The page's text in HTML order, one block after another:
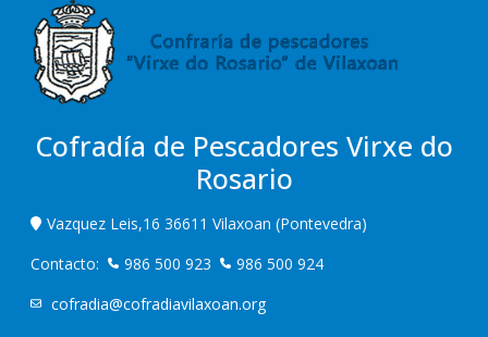
Cofradía de Pescadores Virxe do
Rosario
Vazquez Leis,16 36611 Vilaxoan (Pontevedra)
Contacto:
986 500 923
986 500 924
cofradia@cofradiavilaxoan.org